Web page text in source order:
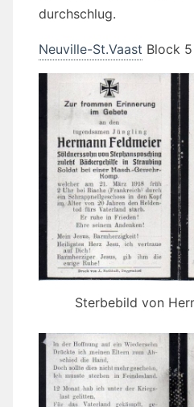
durchschlug.
Neuville-St.Vaast Block
Sterbebild von